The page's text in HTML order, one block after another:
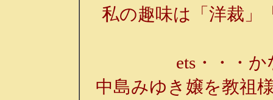
私の趣味は「洋裁」
ets・・・
中島みゆき嬢を教祖